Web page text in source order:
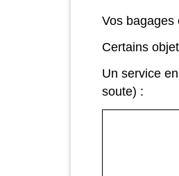
Vos bagages
Certains
Un service
soute) :